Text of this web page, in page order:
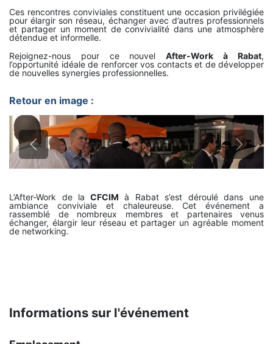
Ces rencontres conviviales constituent une occasion privilégiée
pour élargir son réseau, échanger avec d’autres professionnels
et partager un moment de convivialité dans une atmosphère
détendue et informelle.
Rejoignez-nous pour ce nouvelAfter-Work à Rabat,
l’opportunité idéale de renforcer vos contacts et de développer
de nouvelles synergies professionnelles.
Retour en image :
Précédent Suivant
L’After-Work de la CFCIM à Rabat s’est déroulé dans une
ambiance conviviale et chaleureuse. Cet événement a
rassemblé de nombreux membres et partenaires venus
échanger, élargir leur réseau et partager un agréable moment
de networking.
Informations sur l'événement